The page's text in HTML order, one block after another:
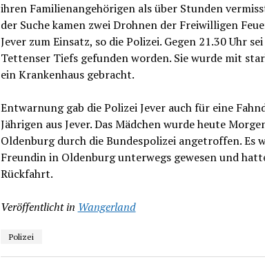
ihren Familienangehörigen als über Stunden
der Suche kamen zwei Drohnen der Freiwilligen
Jever zum Einsatz, so die Polizei. Gegen 21.30 Uhr
Tettenser Tiefs gefunden worden. Sie wurde mit
ein Krankenhaus gebracht.
Entwarnung gab die Polizei Jever auch für eine
Jährigen aus Jever. Das Mädchen wurde heute
Oldenburg durch die Bundespolizei angetroffen. Es
Freundin in Oldenburg unterwegs gewesen und
Rückfahrt.
Veröffentlicht in Wangerland
Polizei